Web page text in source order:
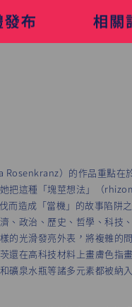
Rosenkranz）的作品重點在
把這種「塊莖想法」（
而造成「當機」的故事陷阱
、政治、歷史、哲學、科技
的光滑發亮外表，將複雜的
還在高科技材料上畫膚色指
礦泉水瓶等諸多元素都被納